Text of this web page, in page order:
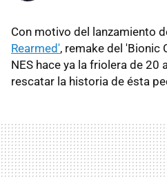
Con motivo del lanzamiento
Rearmed', remake del 'Bionic
NES hace ya la friolera de 20
rescatar la historia de ésta